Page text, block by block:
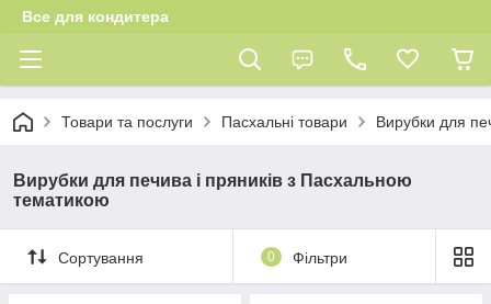
Все для кондитера
Товари та послуги Пасхальні товари Вирубки для
Вирубки для печива і пряників з Пасхальною
тематикою
Сортування 0 Фільтри